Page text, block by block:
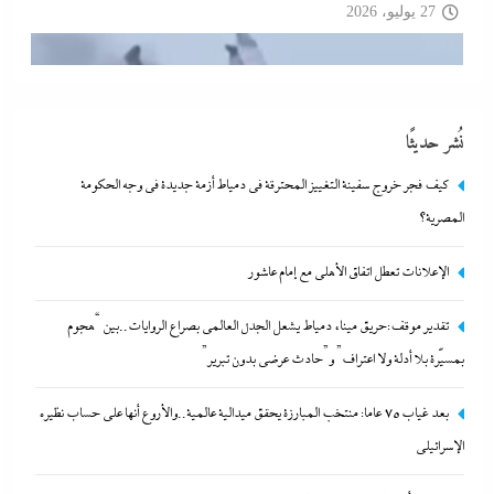
بدون تبرير”
بعد غياب 75 عاما: منتخب المبارزة يحقق ميدالية عالمية..والأروع أنها
نُشر حديثًا
كيف فجر خروج سفينة التغييز المحترقة في دمياط أزمة جديدة في وجه الحكومة
المصرية؟
الإعلانات تعطل اتفاق الأهلى مع إمام عاشور
تقدير موقف:حريق ميناء دمياط يشعل الجدل العالمي بصراع الروايات..بين “هجوم
بمسيّرة بلا أدلة ولا اعتراف” و”حادث عرضي بدون تبرير”
بعد غياب 75 عاما: منتخب المبارزة يحقق ميدالية عالمية..والأروع أنها على حساب نظيره
الإسرائيلي